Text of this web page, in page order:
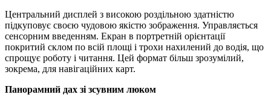
Центральний дисплей з високою роздільною здатністю
підкуповує своєю чудовою якістю зображення. Управляється
сенсорним введенням. Екран в портретній орієнтації
покритий склом по всій площі і трохи нахилений до водія, що
спрощує роботу і читання. Цей формат більш зрозумілий,
зокрема, для навігаційних карт.
Панорамний дах зі зсувним люком